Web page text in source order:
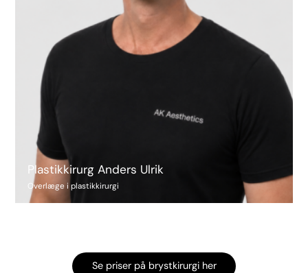
Plastikkirurg Anders Ulrik
Overlæge i plastikkirurgi
Se priser på brystkirurgi her